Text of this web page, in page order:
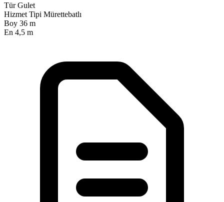
Tür Gulet
Hizmet Tipi Mürettebatlı
Boy 36 m
En 4,5 m